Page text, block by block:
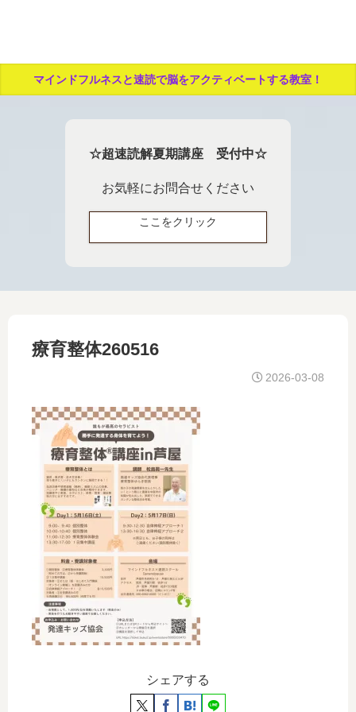
マインドフルネスと速読で脳をアクティベートする教室！
☆超速読解夏期講座 受付中☆
お気軽にお問合せください
ここをクリック
療育整体260516
2026-03-08
シェアする